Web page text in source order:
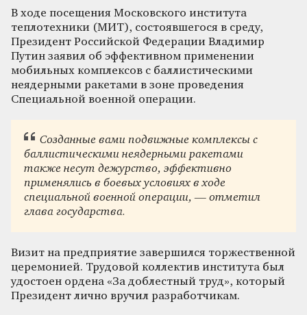
В ходе посещения Московского института
теплотехники (МИТ), состоявшегося в среду,
Президент Российской Федерации Владимир
Путин заявил об эффективном применении
мобильных комплексов с баллистическими
неядерными ракетами в зоне проведения
Специальной военной операции.
Созданные вами подвижные комплексы с
баллистическими неядерными ракетами
также несут дежурство, эффективно
применялись в боевых условиях в ходе
специальной военной операции, — отметил
глава государства.
Визит на предприятие завершился торжественной
церемонией. Трудовой коллектив института был
удостоен ордена «За доблестный труд», который
Президент лично вручил разработчикам.